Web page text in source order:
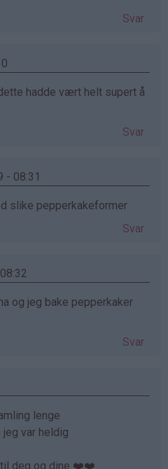
Svar
hadde vært helt supert å
Svar
- 08:31
slike pepperkakeformer
Svar
og jeg bake pepperkaker
Svar
lenge
var heldig
til deg og dine ❤️❤️